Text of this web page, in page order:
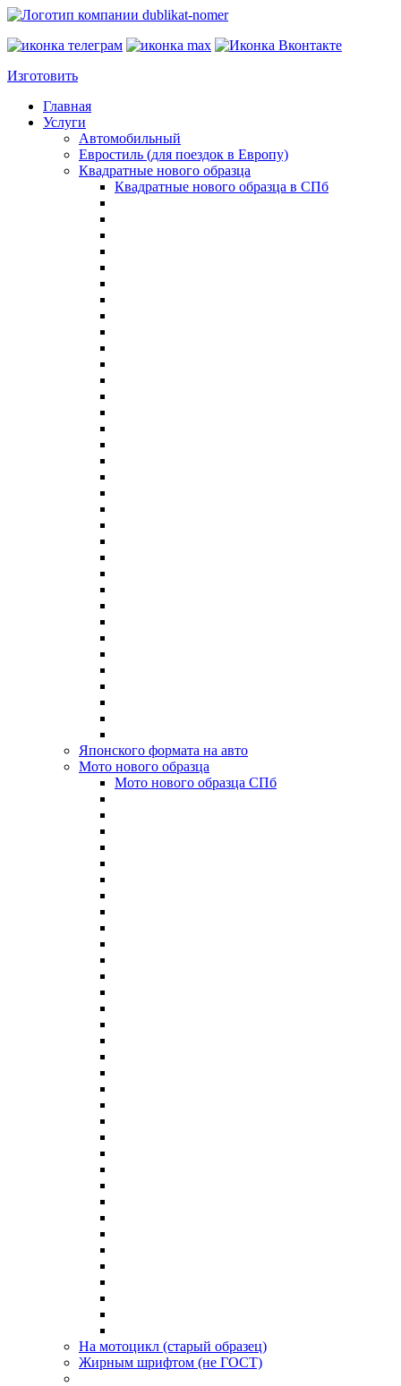
Изготовить
Главная
Услуги
Автомобильный
Евростиль (для поездок в Европу)
Квадратные нового образца
Квадратные нового образца в СПб
Японского формата на авто
Мото нового образца
Мото нового образца СПб
На мотоцикл (старый образец)
Жирным шрифтом (не ГОСТ)